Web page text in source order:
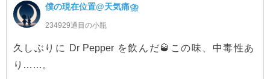
僕の現在位置@天気痛⛈
234929通目の小瓶
久しぶりに Dr Pepper を飲んだ🥃この味、中毒性あ
り……。